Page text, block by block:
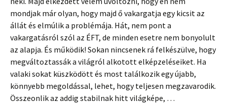
mondjak már olyan, hogy majd ő vakargatja egy kicsit az
állát és elmúlik a problémája. Hát, nem pont a
vakargatásról szól az ÉFT, de minden esetre nem bonyolult
az alapja. És működik! Sokan nincsenek rá felkészülve, hogy
megváltoztassák a világról alkotott elképzeléseiket. Ha
valaki sokat küszködött és most találkozik egy újabb,
könnyebb megoldással, lehet, hogy teljesen megzavarodik.
Összeonlik az addig stabilnak hitt világképe, …